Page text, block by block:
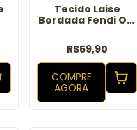
Tecido Laise
Bordada Fendi Off
R$59,90
COMPRE
AGORA